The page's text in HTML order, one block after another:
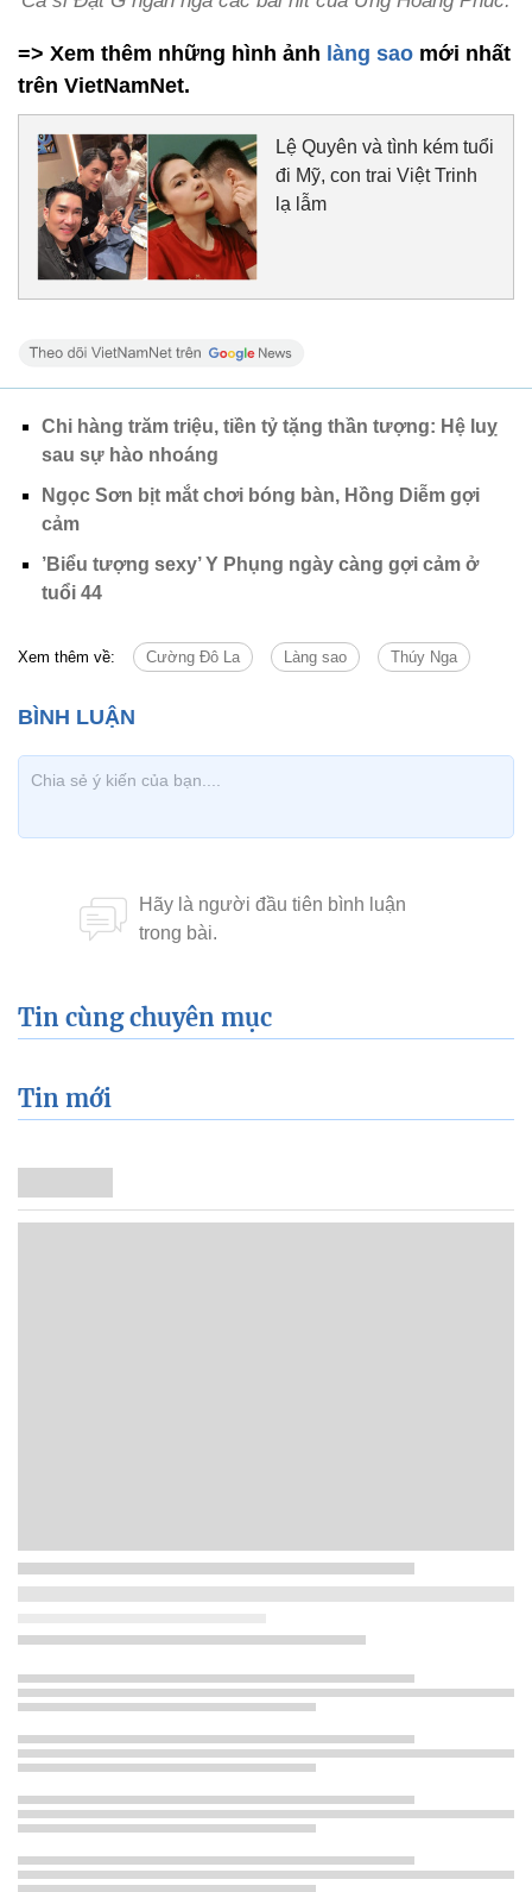
=> Xem thêm những hình ảnh làng sao mới nhất
trên VietNamNet.
Lệ Quyên và tình kém tuổi
đi Mỹ, con trai Việt Trinh
lạ lẫm
Chi hàng trăm triệu, tiền tỷ tặng thần tượng: Hệ luỵ
sau sự hào nhoáng
Ngọc Sơn bịt mắt chơi bóng bàn, Hồng Diễm gợi
cảm
’Biểu tượng sexy’ Y Phụng ngày càng gợi cảm ở
tuổi 44
Xem thêm về: Cường Đô La Làng sao Thúy Nga
Tin cùng chuyên mục
Tin mới